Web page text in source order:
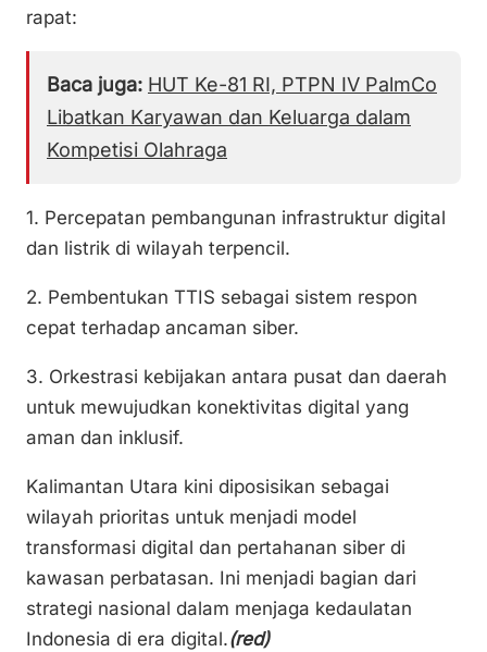
rapat:
Baca juga: HUT Ke-81 RI, PTPN IV PalmCo
Libatkan Karyawan dan Keluarga dalam
Kompetisi Olahraga
1. Percepatan pembangunan infrastruktur digital
dan listrik di wilayah terpencil.
2. Pembentukan TTIS sebagai sistem respon
cepat terhadap ancaman siber.
3. Orkestrasi kebijakan antara pusat dan daerah
untuk mewujudkan konektivitas digital yang
aman dan inklusif.
Kalimantan Utara kini diposisikan sebagai
wilayah prioritas untuk menjadi model
transformasi digital dan pertahanan siber di
kawasan perbatasan. Ini menjadi bagian dari
strategi nasional dalam menjaga kedaulatan
Indonesia di era digital.(red)